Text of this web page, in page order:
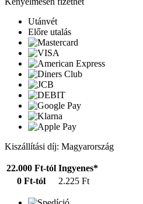
Utánvét
Előre utalás
Kiszállítási díj: Magyarország
22.000 Ft-tól Ingyenes*
0 Ft-tól
2.225 Ft